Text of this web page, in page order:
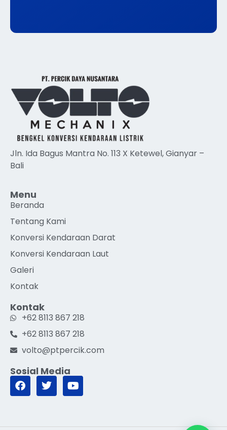
Jln. Ida Bagus Mantra No. 113 X Ketewel, Gianyar –
Bali
Menu
Beranda
Tentang Kami
Konversi Kendaraan Darat
Konversi Kendaraan Laut
Galeri
Kontak
Kontak
+62 8113 867 218
+62 8113 867 218
volto@ptpercik.com
Sosial Media